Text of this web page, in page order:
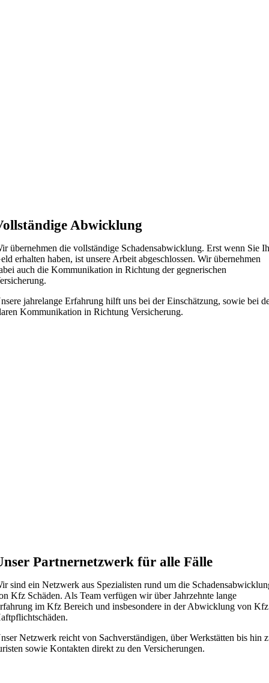
Abwicklung
übernehmen die vollständige Schadensabwicklung. Erst wenn Sie
erhalten haben, ist unsere Arbeit abgeschlossen. Wir übernehmen
auch die Kommunikation in Richtung der gegnerischen
jahrelange Erfahrung hilft uns bei der Einschätzung, sowie bei
Kommunikation in Richtung Versicherung.
Partnernetzwerk für alle Fälle
sind ein Netzwerk aus Spezialisten rund um die
Kfz Schäden. Als Team verfügen wir über Jahrzehnte lange
im Kfz Bereich und insbesondere in der Abwicklung von Kfz
Netzwerk reicht von Sachverständigen, über Werkstätten bis hin
sowie Kontakten direkt zu den Versicherungen.